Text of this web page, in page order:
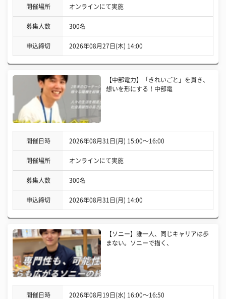
開催場所 オンラインにて実施
募集人数 300名
申込締切 2026年08月27日(木) 14:00
【中部電力】「きれいごと」を貫き、
想いを形にする！中部電
開催日時 2026年08月31日(月) 15:00〜16:00
開催場所 オンラインにて実施
募集人数 300名
申込締切 2026年08月31日(月) 14:00
【ソニー】誰一人、同じキャリアは歩
まない。ソニーで描く、
開催日時 2026年08月19日(水) 16:00〜16:50